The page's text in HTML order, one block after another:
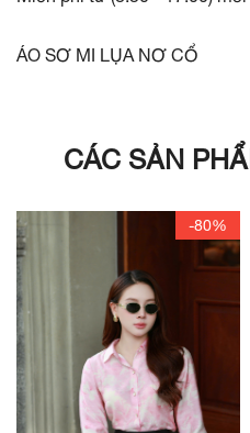
ÁO SƠ MI LỤA NƠ CỔ
CÁC SẢN
-80%